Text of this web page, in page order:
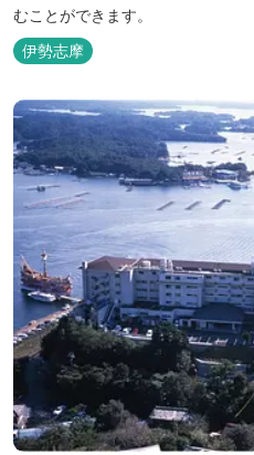
むことができます。
伊勢志摩